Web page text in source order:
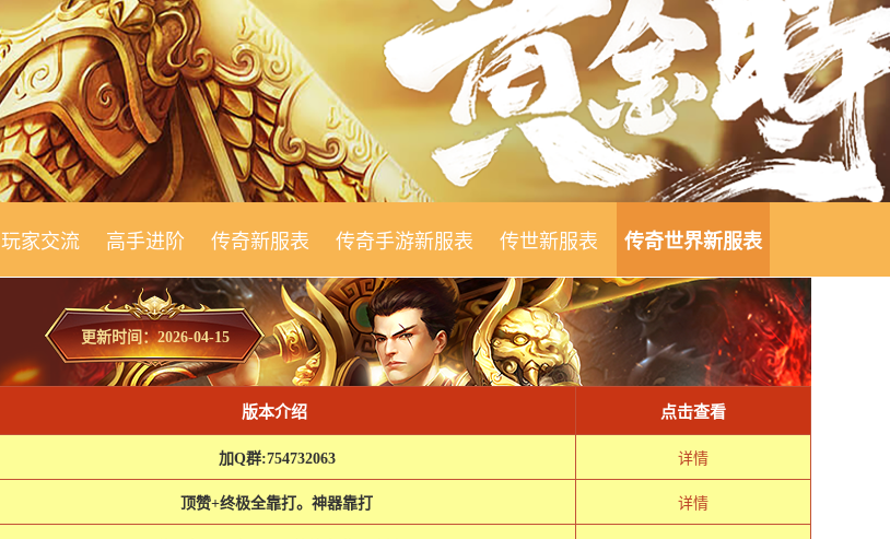
玩家交流 高手进阶 传奇新服表 传奇手游新服表 传世新服表 传奇世界新服表
更新时间：2026-04-15
版本介绍 点击查看
加Q群:754732063 详情
顶赞+终极全靠打。神器靠打 详情